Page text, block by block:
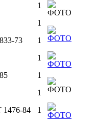
73
84
1
1
1
1
1
1
1